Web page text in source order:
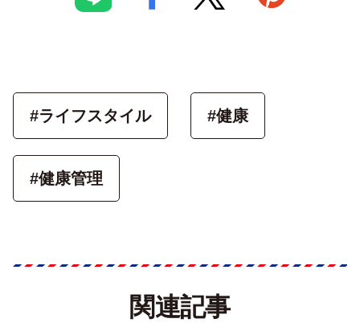
#ライフスタイル #健康
#健康管理
関連記事